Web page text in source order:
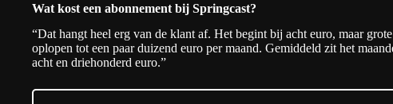
Wat kost een abonnement bij Springcast?
“Dat hangt heel erg van de klant af. Het begint bij acht euro, maar
oplopen tot een paar duizend euro per maand. Gemiddeld zit het
acht en driehonderd euro.”